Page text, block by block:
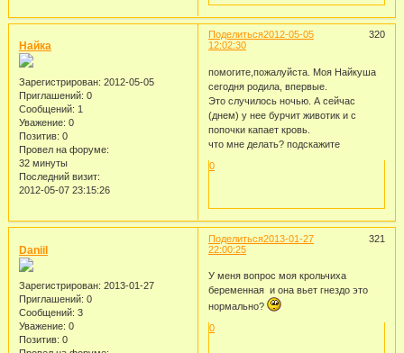
Поделиться 320
2012-05-05
12:02:30
Найка
Зарегистрирован: 2012-05-05
Приглашений: 0
Сообщений: 1
Уважение: 0
Позитив: 0
Провел на форуме:
32 минуты
Последний визит:
2012-05-07 23:15:26
помогите,пожалуйста. Моя Найкуша
сегодня родила, впервые.
Это случилось ночью. А сейчас
(днем) у нее бурчит животик и с
попочки капает кровь.
что мне делать? подскажите
0
Поделиться 321
2013-01-27
22:00:25
Daniil
Зарегистрирован: 2013-01-27
Приглашений: 0
Сообщений: 3
Уважение: 0
Позитив: 0
У меня вопрос моя крольчиха
беременная и она вьет гнездо это
нормально?
0